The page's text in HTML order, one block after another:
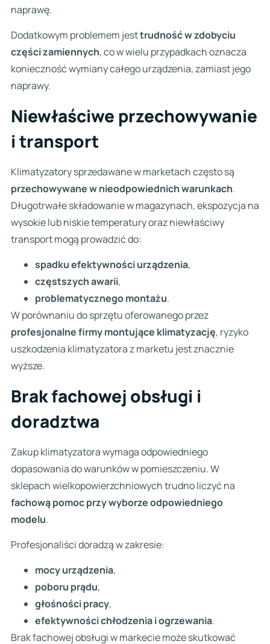
naprawę.
Dodatkowym problemem jesttrudność w zdobyciu
części zamiennych, co w wielu przypadkach oznacza
konieczność wymiany całego urządzenia, zamiast jego
naprawy.
Niewłaściwe przechowywanie
i transport
Klimatyzatory sprzedawane w marketach często są
przechowywane w nieodpowiednich warunkach.
Długotrwałe składowanie w magazynach, ekspozycja na
wysokie lub niskie temperatury oraz niewłaściwy
transport mogą prowadzić do:
spadku efektywności urządzenia,
częstszych awarii,
problematycznego montażu.
W porównaniu do sprzętu oferowanego przez
profesjonalne firmy montujące klimatyzację, ryzyko
uszkodzenia klimatyzatora z marketu jest znacznie
wyższe.
Brak fachowej obsługi i
doradztwa
Zakup klimatyzatora wymaga odpowiedniego
dopasowania do warunków w pomieszczeniu. W
sklepach wielkopowierzchniowych trudno liczyć na
fachową pomoc przy wyborze odpowiedniego
modelu.
Profesjonaliści doradzą w zakresie:
mocy urządzenia,
poboru prądu,
głośności pracy,
efektywności chłodzenia i ogrzewania.
Brak fachowej obsługi w markecie może skutkować